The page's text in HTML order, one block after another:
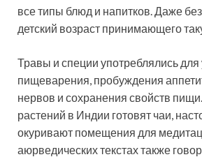
все типы блюд и напитков. Даже
детский возраст принимающего
Травы и специи употреблялись
пищеварения, пробуждения
нервов и сохранения свойств
растений в Индии готовят чаи,
окуривают помещения для
аюрведических текстах также